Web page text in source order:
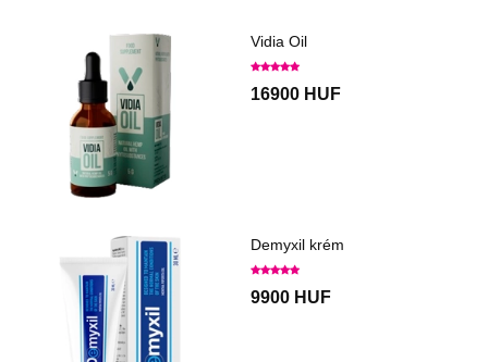
Vidia Oil
16900 HUF
Demyxil krém
9900 HUF